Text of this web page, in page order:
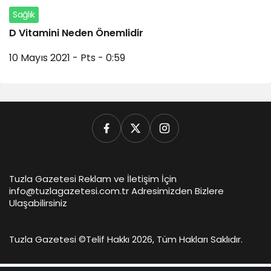
Sağlık
D Vitamini Neden Önemlidir
10 Mayıs 2021 - Pts - 0:59
Tuzla Gazetesi Reklam ve İletişim İçin
info@tuzlagazetesi.com.tr Adresimizden Bizlere
Ulaşabilirsiniz
Tuzla Gazetesi ©Telif Hakkı 2026, Tüm Hakları Saklıdır.